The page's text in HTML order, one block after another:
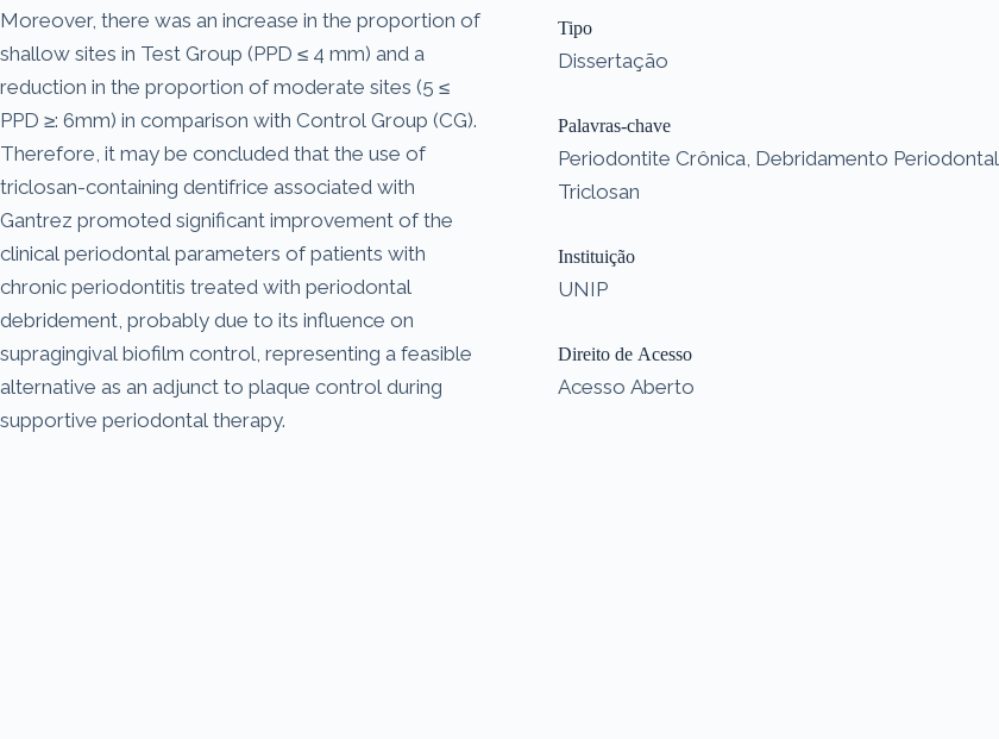
Moreover, there was an increase in the proportion of
shallow sites in Test Group (PPD ≤ 4 mm) and a
reduction in the proportion of moderate sites (5 ≤
PPD ≥: 6mm) in comparison with Control Group (CG).
Therefore, it may be concluded that the use of
triclosan-containing dentifrice associated with
Gantrez promoted significant improvement of the
clinical periodontal parameters of patients with
chronic periodontitis treated with periodontal
debridement, probably due to its influence on
supragingival biofilm control, representing a feasible
alternative as an adjunct to plaque control during
supportive periodontal therapy.
Tipo
Dissertação
Palavras-chave
Periodontite Crônica, Debridamento Periodontal,
Triclosan
Instituição
UNIP
Direito de Acesso
Acesso Aberto